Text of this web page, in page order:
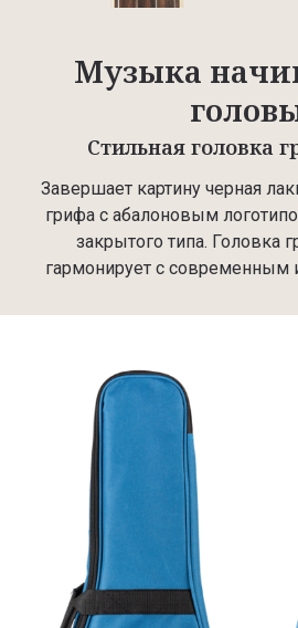
Музыка
Стильная головка
Завершает картину черная
грифа с абалоновым
закрытого типа. Головка
гармонирует с